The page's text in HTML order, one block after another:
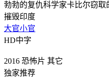
勃勃的复仇科学家卡比尔窃
摧毁印度
大官小官
HD中字
2016 恐怖片 其它
独家推荐